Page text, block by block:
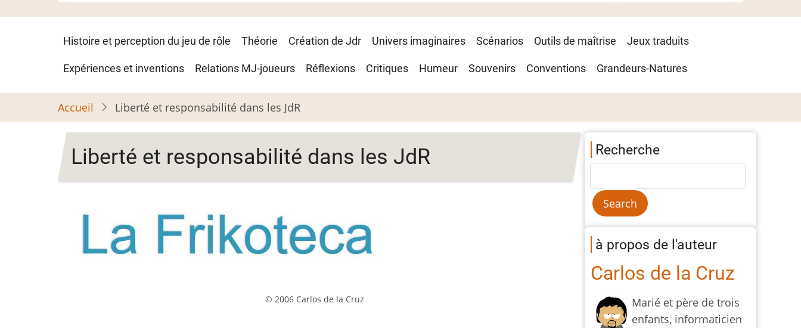
Navigation
principale
Histoire et perception du jeu de rôle Théorie Création de Jdr Univers imaginaires Scénarios Outils de maîtrise Jeux traduits
Expériences et inventions Relations MJ-joueurs Réflexions Critiques Humeur Souvenirs Conventions Grandeurs-Natures
Accueil Liberté et responsabilité dans les JdR
Liberté et responsabilité dans les JdR
© 2006 Carlos de la Cruz
Recherche
à propos de l'auteur
Carlos de la Cruz
Marié et père de trois
enfants, informaticien